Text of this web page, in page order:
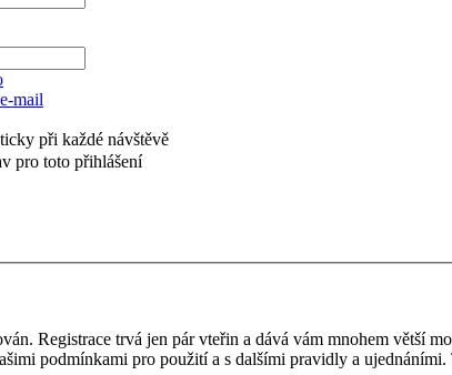
mail
při každé návštěvě
pro toto přihlášení
Registrace trvá jen pár vteřin a dává vám mnohem větší
podmínkami pro použití a s dalšími pravidly a